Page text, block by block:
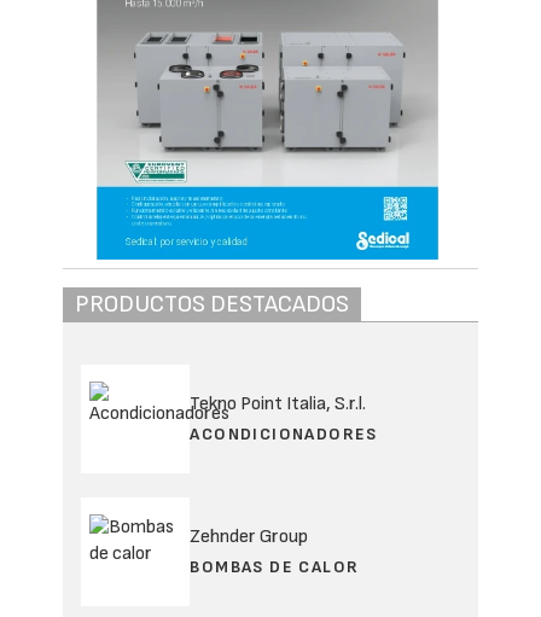
PRODUCTOS DESTACADOS
Tekno Point Italia, S.r.l.
ACONDICIONADORES
Zehnder Group
BOMBAS DE CALOR